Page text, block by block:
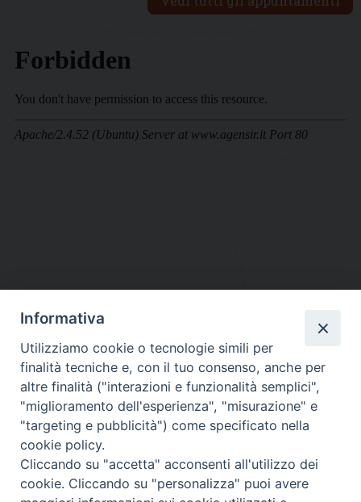
DIOCESI SUBURBICARIA DI ALBANO
Contatti:Tel.: 06.93268401 - Fax.: 06.9323844
E-mail:curia@diocesidialbano.it
Orari: dal Lunedì al Venerdì Ore: 9:00 - 13:00
Lunedì, Mercoledì e Venerdì, Ore 9:30 - 12:30
Informativa
Utilizziamo cookie o tecnologie simili per
finalità tecniche e, con il tuo consenso, anche per
altre finalità ("interazioni e funzionalità semplici",
"miglioramento dell'esperienza", "misurazione" e
"targeting e pubblicità") come specificato nella
cookie policy.
Cliccando su "accetta" acconsenti all'utilizzo dei
cookie. Cliccando su "personalizza" puoi avere